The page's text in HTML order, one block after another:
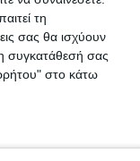
τη
σας θα ισχύουν
συγκατάθεσή σας
στο κάτω